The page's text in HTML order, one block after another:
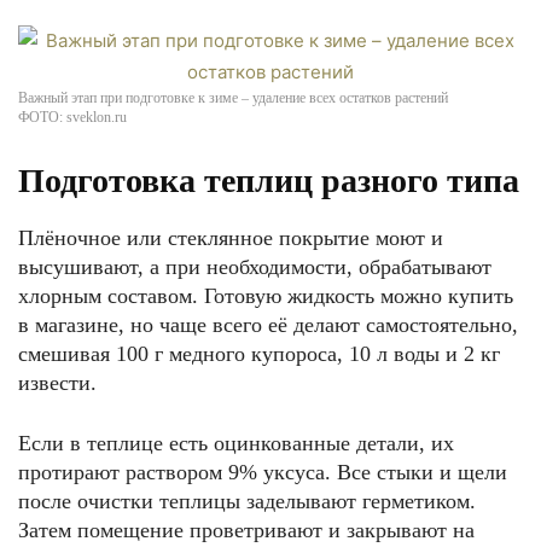
Важный этап при подготовке к зиме – удаление всех остатков растений
ФОТО: sveklon.ru
Подготовка теплиц разного типа
Плёночное или стеклянное покрытие моют и
высушивают, а при необходимости, обрабатывают
хлорным составом. Готовую жидкость можно купить
в магазине, но чаще всего её делают самостоятельно,
смешивая 100 г медного купороса, 10 л воды и 2 кг
извести.
Если в теплице есть оцинкованные детали, их
протирают раствором 9% уксуса. Все стыки и щели
после очистки теплицы заделывают герметиком.
Затем помещение проветривают и закрывают на